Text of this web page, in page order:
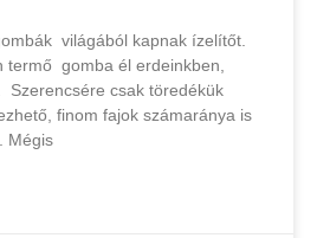
világából kapnak ízelítőt.
gomba él erdeinkben,
Szerencsére csak töredékük
finom fajok számaránya is
Mégis